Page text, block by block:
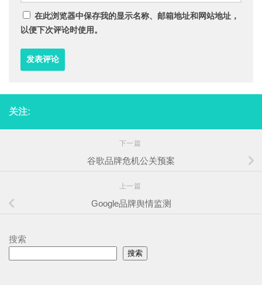
在此浏览器中保存我的显示名称、邮箱地址和网站地址，
以便下次评论时使用。
关注:
下一篇
谷歌品牌危机公关预案
上一篇
Google品牌舆情监测
搜索
搜索